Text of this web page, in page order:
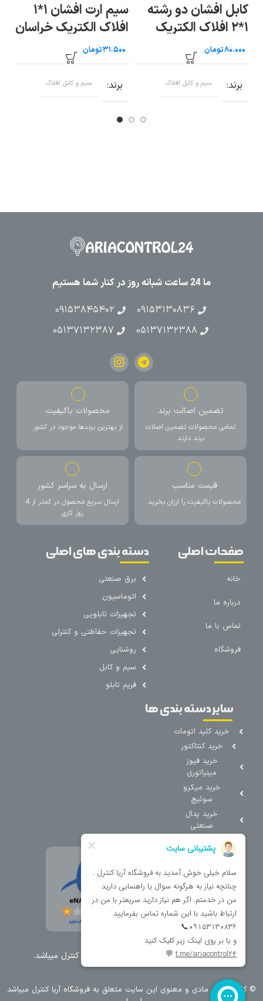
کابل افشان دو رشته
۱*۲ افلاک الکتریک
خراسان (متری)
تومان
برند سیم و کابل افلاک
سیم ارت افشان ۱*۱
افلاک الکتریک خراسان
(متری)
تومان
برند سیم و کابل افلاک
ما 24 ساعت شبانه روز در کنار شما هستیم
۰۹۱۵۳۱۳۰۸۳۶
۰۹۱۵۳۸۴۵۴۰۲
۰۵۱۳۷۱۳۲۳۸۸
۰۵۱۳۷۱۳۲۳۸۷
تضمین اصالت برند
تمامی محصولات تضمین اصلات
برند دارند
محصولات باکیفیت
از بهترین برندها موجود در کشور
قیمت مناسب
محصولات باکیفیت را ارزان بخرید
ارسال به سراسر کشور
ارسال سریع محصول در کمتر از 4
روز کاری
صفحات اصلی
خانه
درباره ما
تماس با ما
فروشگاه
دسته بندی های اصلی
برق صنعتی
اتوماسیون
تجهیزات تابلویی
تجهیزات حفاظتی و کنترلی
روشنایی
سیم و کابل
فریم تابلو
سایر دسته بندی ها
خرید کلید اتومات
خرید کنتاکتور
خرید فیوز
مینیاتوری
خرید میکرو
سوئیچ
خرید پدال
صنعتی
تمامی حقوق مطالب و سایت نزد شرکت اریا کنترل میباشد.
© کليه حقوق مادی و معنوی اين سايت متعلق به فروشگاه آریا کنترل ميباشد